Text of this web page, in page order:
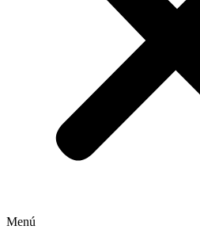
Menú